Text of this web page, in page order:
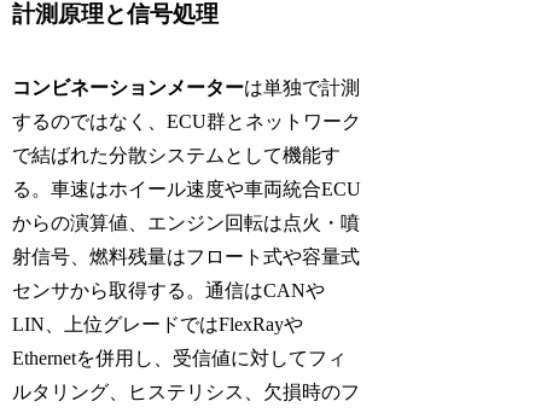
計測原理と信号処理
コンビネーションメーターは単独で計測
するのではなく、ECU群とネットワーク
で結ばれた分散システムとして機能す
る。車速はホイール速度や車両統合ECU
からの演算値、エンジン回転は点火・噴
射信号、燃料残量はフロート式や容量式
センサから取得する。通信はCANや
LIN、上位グレードではFlexRayや
Ethernetを併用し、受信値に対してフィ
ルタリング、ヒステリシス、欠損時のフ